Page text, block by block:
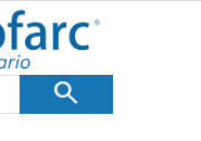
search